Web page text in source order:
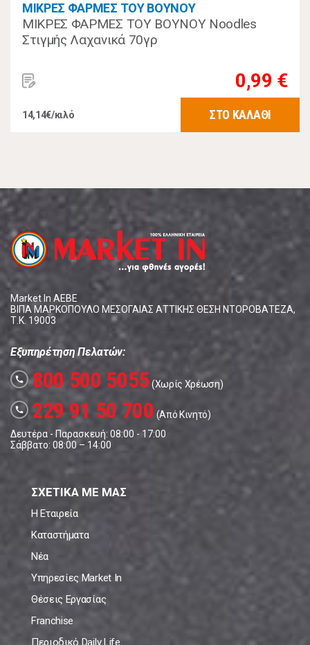
ΜΙΚΡΕΣ ΦΑΡΜΕΣ ΤΟΥ ΒΟΥΝΟΥ
ΜΙΚΡΕΣ ΦΑΡΜΕΣ ΤΟΥ ΒΟΥΝΟΥ Noodles
Στιγμής Λαχανικά 70γρ
0,99 €
14,14€/κιλό ΣΤΟ ΚΑΛΑΘΙ
Market In ΑΕΒΕ
ΒΙΠΑ ΜΑΡΚΟΠΟΥΛΟ ΜΕΣΟΓΑΙΑΣ ΑΤΤΙΚΗΣ ΘΕΣΗ ΝΤΟΡΟΒΑΤΕΖΑ,
Τ.Κ. 19003
Εξυπηρέτηση Πελατών:
call 800 500 5055(Χωρίς Χρέωση)
call 229 91 50 700 (Από Κινητό)
Δευτέρα - Παρασκευή: 08:00 - 17:00
Σάββατο: 08:00 – 14:00
ΣΧΕΤΙΚΑ ΜΕ ΜΑΣ
Η Εταιρεία
Καταστήματα
Νέα
Υπηρεσίες Market In
Θέσεις Εργασίας
Franchise
Περιοδικό Daily Life